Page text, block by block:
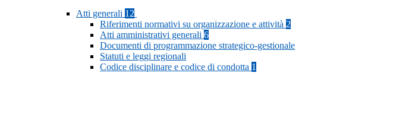
Atti generali 12
Riferimenti normativi su organizzazione e attività 2
Atti amministrativi generali 6
Documenti di programmazione strategico-gestionale
Statuti e leggi regionali
Codice disciplinare e codice di condotta 1